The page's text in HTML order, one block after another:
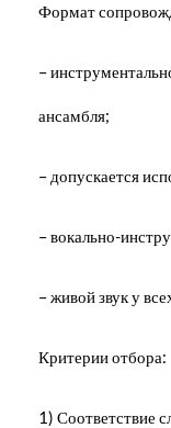
Формат
–
ансамбля;
– допускается
– вокально-
– живой звук у
Критерии отбора:
1) Соответствие